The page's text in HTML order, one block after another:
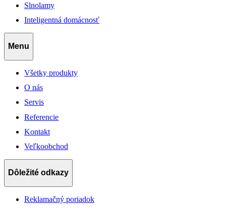
Slnolamy
Inteligentná domácnosť
Menu
Všetky produkty
O nás
Servis
Referencie
Kontakt
Veľkoobchod
Dôležité odkazy
Reklamačný poriadok